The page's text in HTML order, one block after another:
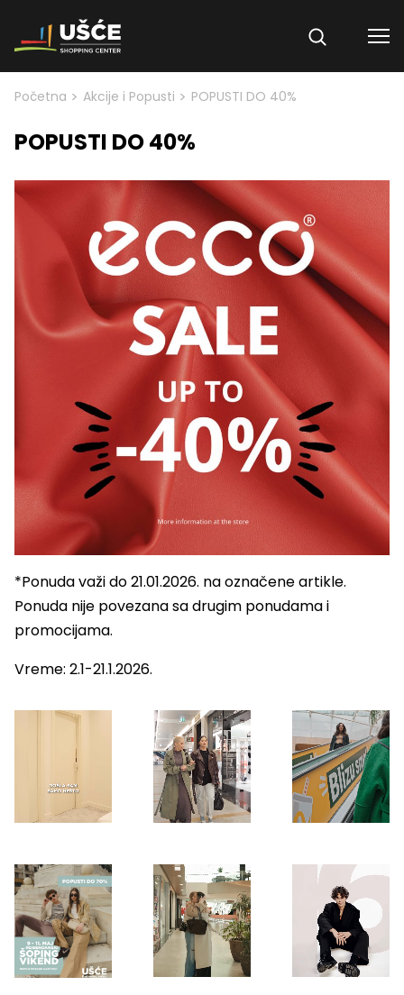
Skip to content
Početna > Akcije i Popusti > POPUSTI DO 40%
POPUSTI DO 40%
*Ponuda važi do 21.01.2026. na označene artikle.
Ponuda nije povezana sa drugim ponudama i
promocijama.
Vreme: 2.1-21.1.2026.